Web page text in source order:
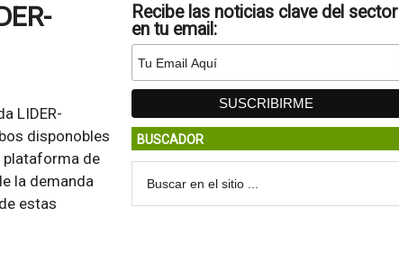
LIDER-
disponobles
plataforma de
la demanda
estas
Recibe las noticias clave del sector
en tu email:
BUSCADOR